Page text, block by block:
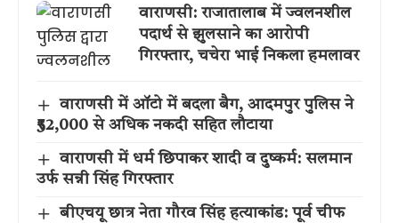
वाराणसी: राजातालाब में ज्वलनशील
पदार्थ से झुलसाने का आरोपी
गिरफ्तार, चचेरा भाई निकला हमलावर
वाराणसी में ऑटो में बदला बैग, आदमपुर पुलिस ने
₹52,000 से अधिक नकदी सहित लौटाया
वाराणसी में धर्म छिपाकर शादी व दुष्कर्म: सलमान
उर्फ सन्नी सिंह गिरफ्तार
बीएचयू छात्र नेता गौरव सिंह हत्याकांड: पूर्व चीफ